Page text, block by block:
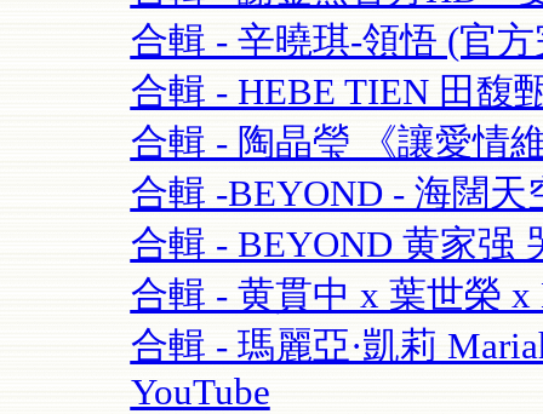
合輯 - 辛曉琪-領悟 (官
合輯 - HEBE TIEN 田馥
合輯 - 陶晶瑩 《讓愛情
合輯 -BEYOND - 海闊天
合輯 - BEYOND 黄家强
合輯 - 黄貫中 x 葉世榮 x
合輯 - 瑪麗亞·凱莉
YouTube